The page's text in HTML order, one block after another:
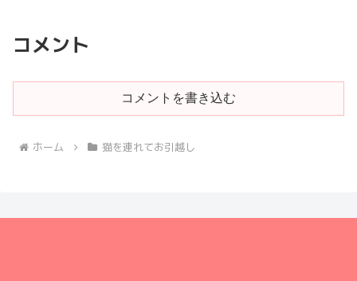
コメント
コメントを書き込む
ホーム 猫を連れてお引越し